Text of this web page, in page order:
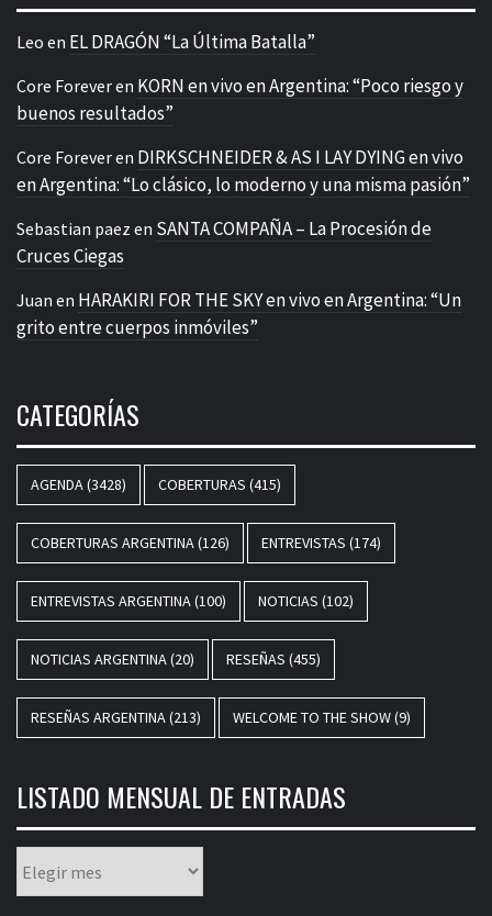
Leo en EL DRAGÓN “La Última Batalla”
Core Foreveren KORN en vivo en Argentina: “Poco riesgo y
buenos resultados”
Core Foreveren DIRKSCHNEIDER & AS I LAY DYING en vivo
en Argentina: “Lo clásico, lo moderno y una misma pasión”
Sebastian paez en SANTA COMPAÑA – La Procesión de
Cruces Ciegas
Juan en HARAKIRI FOR THE SKY en vivo en Argentina: “Un
grito entre cuerpos inmóviles”
CATEGORÍAS
AGENDA(3428) COBERTURAS (415)
COBERTURAS ARGENTINA(126) ENTREVISTAS (174)
ENTREVISTAS ARGENTINA(100) NOTICIAS (102)
NOTICIAS ARGENTINA(20) RESEÑAS (455)
RESEÑAS ARGENTINA(213) WELCOME TO THE SHOW(9)
LISTADO MENSUAL DE ENTRADAS
mensual